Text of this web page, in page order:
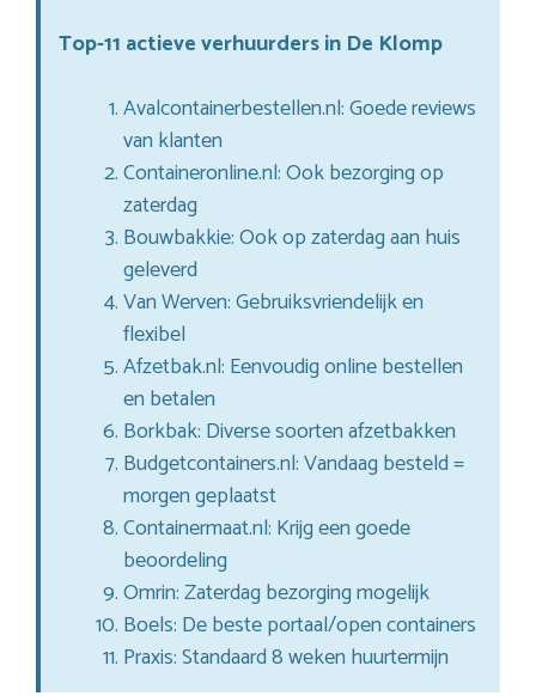
Top-11 actieve verhuurders in De Klomp
Avalcontainerbestellen.nl: Goede reviews
van klanten
Containeronline.nl: Ook bezorging op
zaterdag
Bouwbakkie: Ook op zaterdag aan huis
geleverd
Van Werven: Gebruiksvriendelijk en
flexibel
Afzetbak.nl: Eenvoudig online bestellen
en betalen
Borkbak: Diverse soorten afzetbakken
Budgetcontainers.nl: Vandaag besteld =
morgen geplaatst
Containermaat.nl: Krijg een goede
beoordeling
Omrin: Zaterdag bezorging mogelijk
Boels: De beste portaal/open containers
Praxis: Standaard 8 weken huurtermijn